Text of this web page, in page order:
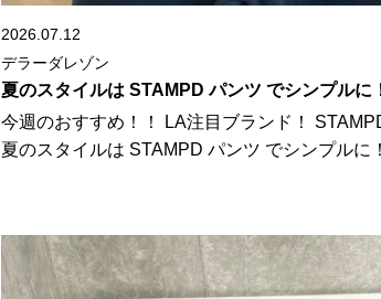
2026.07.12
デラーダレゾン
夏のスタイルは STAMPD パンツ でシンプルに
今週のおすすめ！！ LA注目ブランド！
夏のスタイルは STAMPD パンツ でシンプルに